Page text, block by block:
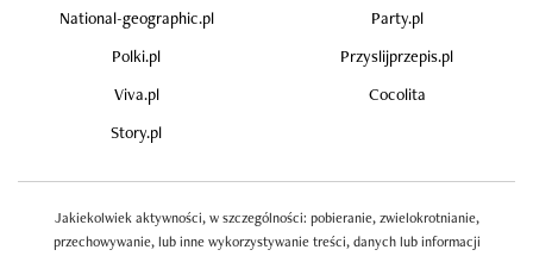
National-geographic.pl
Party.pl
Polki.pl
Przyslijprzepis.pl
Viva.pl
Cocolita
Story.pl
Jakiekolwiek aktywności, w szczególności: pobieranie, zwielokrotnianie,
przechowywanie, lub inne wykorzystywanie treści, danych lub informacji